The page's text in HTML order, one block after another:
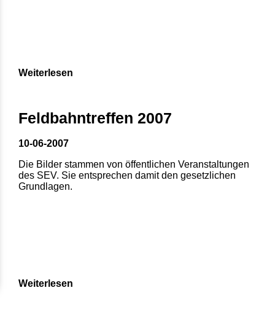
Weiterlesen
Feldbahntreffen 2007
10-06-2007
Die Bilder stammen von öffentlichen Veranstaltungen
des SEV. Sie entsprechen damit den gesetzlichen
Grundlagen.
Weiterlesen